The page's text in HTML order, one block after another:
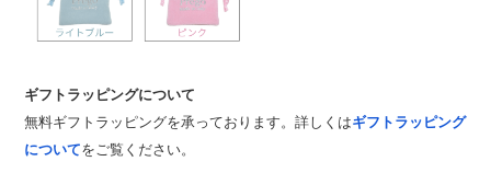
ギフトラッピングについて
無料ギフトラッピングを承っております。詳しくはギフトラッピング
についてをご覧ください。